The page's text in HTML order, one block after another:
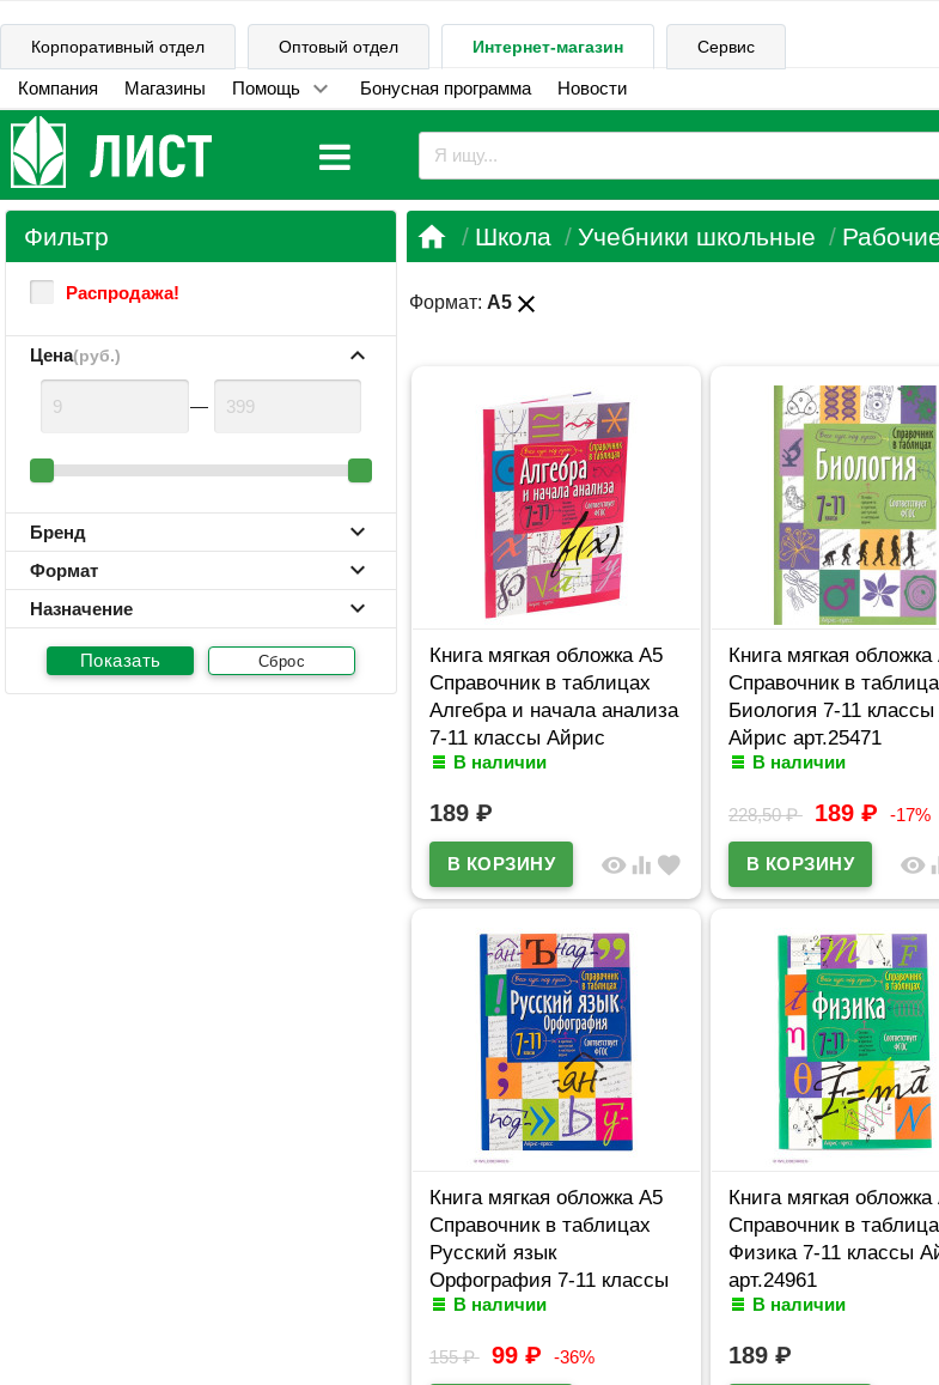
Корпоративный отдел Оптовый отдел Интернет-магазин Сервис
Компания Магазины Помощь Бонусная программа Новости
Фильтр
Распродажа!
Цена(руб.)
—
Бренд
Формат
Назначение
Сброс
 Школа Учебники школьные
Формат: А5 close
Книга мягкая обложка А5
Справочник в таблицах
Алгебра и начала анализа
7-11 классы Айрис
арт.24954
В наличии
189 ₽
visibility equalizer favorite
Книга мягкая обложка
Справочник в
Биология 7-11 классы
Айрис арт.25471
В наличии
228,50₽ 189 ₽ -17%
visibility
Книга мягкая обложка А5
Справочник в таблицах
Русский язык
Орфография 7-11 классы
Айрис арт.24955
В наличии
155₽ 99 ₽ -36%
Книга мягкая обложка
Справочник в
Физика 7-11 классы
арт.24961
В наличии
189 ₽